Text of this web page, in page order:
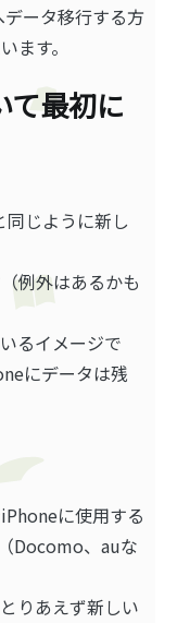
ータ移行する方
ます。
て最初に
じように新し
例外はあるかも
るイメージで
にデータは残
に使用する
Docomo、auな
りあえず新しい